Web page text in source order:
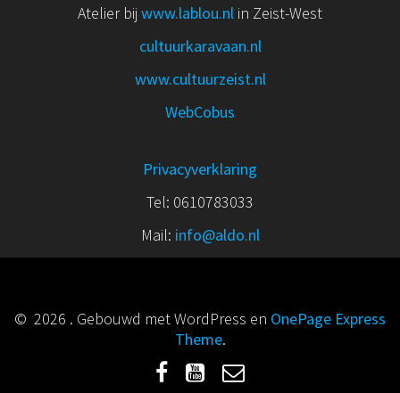
Atelier bij www.lablou.nl in Zeist-West
cultuurkaravaan.nl
www.cultuurzeist.nl
WebCobus
Privacyverklaring
Tel: 0610783033
Mail: info@aldo.nl
© 2026 . Gebouwd met WordPress en OnePage Express
Theme.